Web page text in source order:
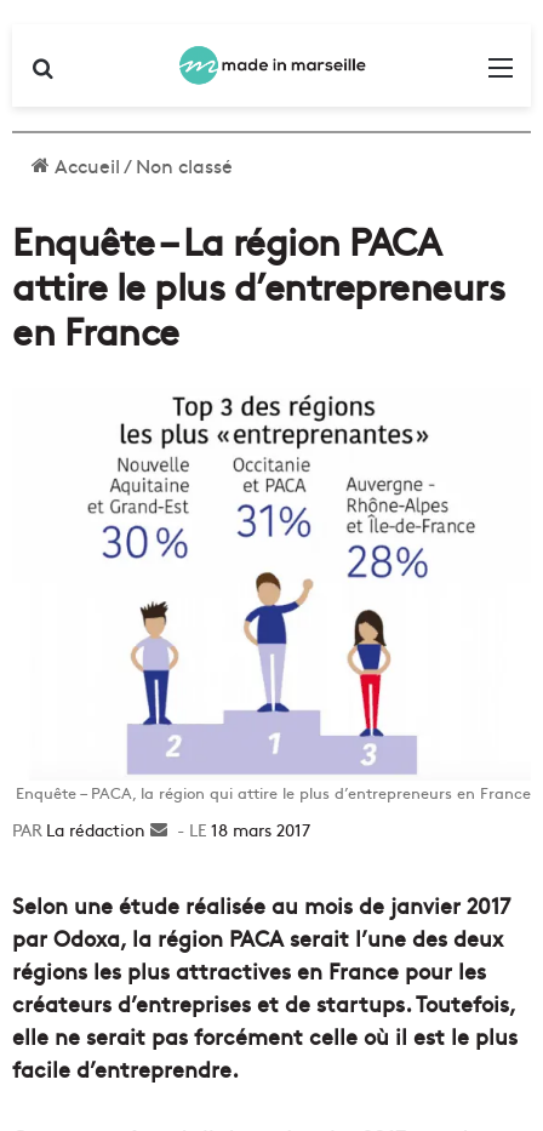
Accueil/Non classé
Enquête – La région PACA
attire le plus d’entrepreneurs
en France
Enquête – PACA, la région qui attire le plus d’entrepreneurs en France
La rédaction
Envoyer18 mars 2017
Selon une étude réalisée au mois de janvier 2017
par Odoxa, la région PACA serait l’une des deux
régions les plus attractives en France pour les
créateurs d’entreprises et de startups. Toutefois,
elle ne serait pas forcément celle où il est le plus
facile d’entreprendre.